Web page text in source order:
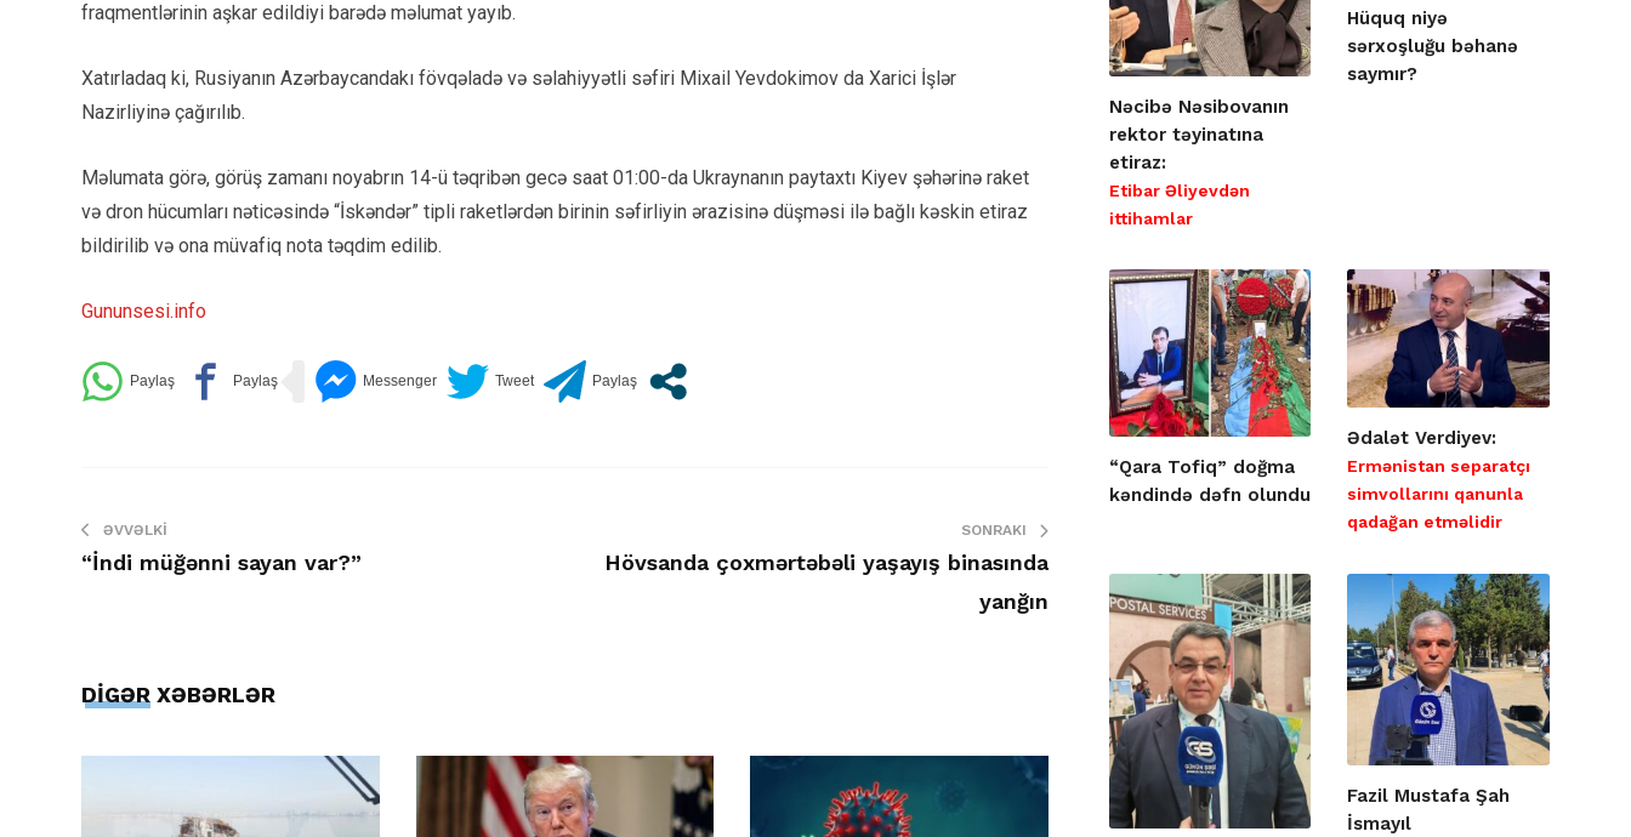
fraqmentlərinin aşkar edildiyi barədə məlumat yayıb.
Xatırladaq ki, Rusiyanın Azərbaycandakı fövqəladə və səlahiyyətli səfiri Mixail Yevdokimov da Xarici İşlər
Nazirliyinə çağırılıb.
Məlumata görə, görüş zamanı noyabrın 14-ü təqribən gecə saat 01:00-da Ukraynanın paytaxtı Kiyev şəhərinə raket
və dron hücumları nəticəsində “İskəndər” tipli raketlərdən birinin səfirliyin ərazisinə düşməsi ilə bağlı kəskin etiraz
bildirilib və ona müvafiq nota təqdim edilib.
Gununsesi.info
ƏVVƏLKI
“İndi müğənni sayan var?”
SONRAKI
Hövsanda çoxmərtəbəli yaşayış binasında
yanğın
DİGƏR XƏBƏRLƏR
Nəcibə Nəsibovanın
rektor təyinatına
etiraz:
Etibar Əliyevdən
ittihamlar
Hüquq niyə
sərxoşluğu bəhanə
saymır?
“Qara Tofiq” doğma
kəndində dəfn olundu
Ədalət Verdiyev:
Ermənistan separatçı
simvollarını qanunla
qadağan etməlidir
Fazil Mustafa Şah
İsmayıl